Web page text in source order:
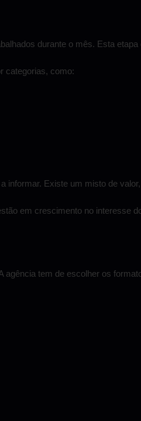
durante o mês. Esta
categorias, como:
informar. Existe um misto de
em crescimento no interesse
tem de escolher os